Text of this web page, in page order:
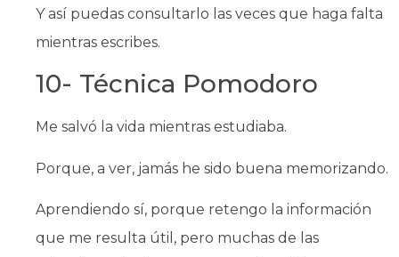
Y así puedas consultarlo las veces que haga falta
mientras escribes.
10- Técnica Pomodoro
Me salvó la vida mientras estudiaba.
Porque, a ver, jamás he sido buena memorizando.
Aprendiendo sí, porque retengo la información
que me resulta útil, pero muchas de las